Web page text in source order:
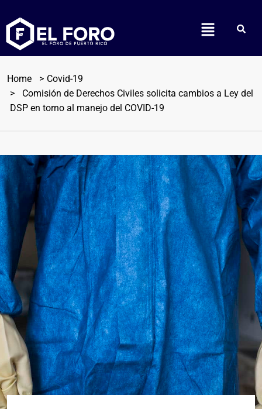
Home
Covid-19
Comisión de Derechos Civiles solicita cambios a Ley del
DSP en torno al manejo del COVID-19